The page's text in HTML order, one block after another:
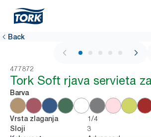
Back
1 / 6
477872
Tork Soft rjava servieta
Barva
Vrsta zlaganja 1/4
Sloji 3